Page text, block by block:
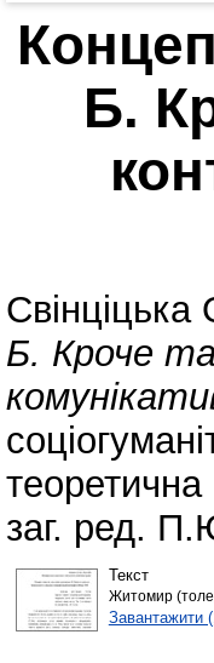
Б.
Свінціцька
Б. Кроче
заг. ред.
Текст
Житомир
Завантажити